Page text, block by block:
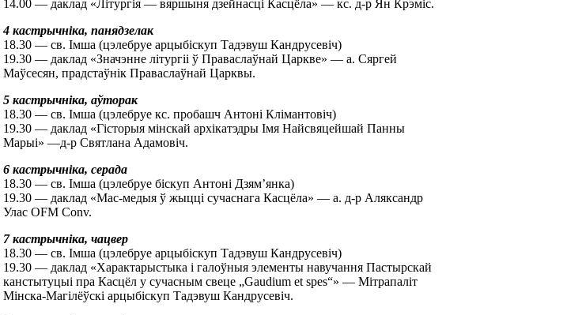
14.00 — даклад «Літургія — вяршыня дзейнасці Касцёла» — кс. д-р Ян Крэміс.
4 кастрычніка, панядзелак
18.30 — св. Імша (цэлебруе арцыбіскуп Тадэвуш Кандрусевіч)
19.30 — даклад «Значэнне літургіі ў Праваслаўнай Царкве» — а. Сяргей
Маўсесян, прадстаўнік Праваслаўнай Царквы.
5 кастрычніка, аўторак
18.30 — св. Імша (цэлебруе кс. пробашч Антоні Клімантовіч)
19.30 — даклад «Гісторыя мінскай архікатэдры Імя Найсвяцейшай Панны
Марыі» —д-р Святлана Адамовіч.
6 кастрычніка, серада
18.30 — св. Імша (цэлебруе біскуп Антоні Дзям’янка)
19.30 — даклад «Мас-медыя ў жыцці сучаснага Касцёла» — а. д-р Аляксандр
Улас OFM Conv.
7 кастрычніка, чацвер
18.30 — св. Імша (цэлебруе арцыбіскуп Тадэвуш Кандрусевіч)
19.30 — даклад «Характарыстыка і галоўныя элементы навучання Пастырскай
канстытуцыі пра Касцёл у сучасным свеце „Gaudium et spes“» — Мітрапаліт
Мінска-Магілёўскі арцыбіскуп Тадэвуш Кандрусевіч.